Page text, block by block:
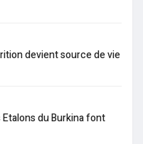
devient source de vie
Etalons du Burkina font